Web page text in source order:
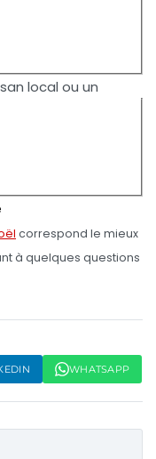
local ou un
correspond le mieux
à quelques questions
WHATSAPP